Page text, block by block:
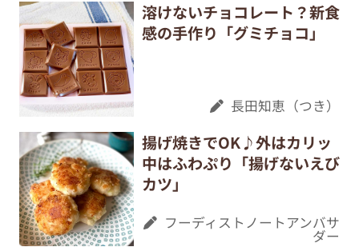
溶けないチョコレート？新食
感の手作り「グミチョコ」
長田知恵（つき）
揚げ焼きでOK♪外はカリッ
中はふわぷり「揚げないえび
カツ」
フーディストノートアンバサ
ダー